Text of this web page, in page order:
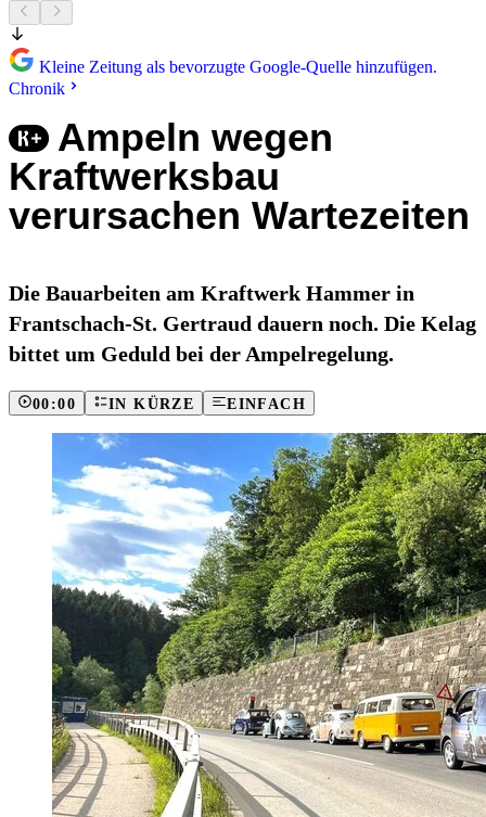
Kleine Zeitung als bevorzugte Google-Quelle hinzufügen.
Chronik
Ampeln wegen
Kraftwerksbau
verursachen Wartezeiten
Die Bauarbeiten am Kraftwerk Hammer in
Frantschach-St. Gertraud dauern noch. Die Kelag
bittet um Geduld bei der Ampelregelung.
00:00 IN KÜRZE EINFACH